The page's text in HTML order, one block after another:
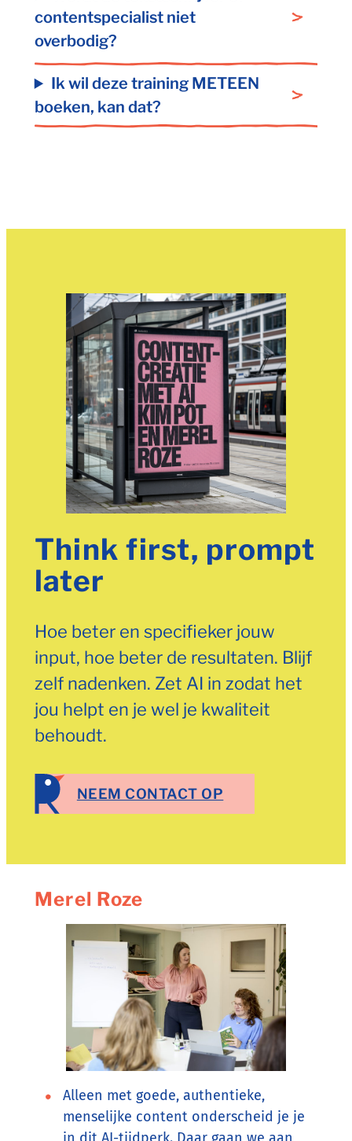
contentspecialist niet
overbodig?
Ik wil deze training METEEN
boeken, kan dat?
Think first, prompt
later
Hoe beter en specifieker jouw
input, hoe beter de resultaten. Blijf
zelf nadenken. Zet AI in zodat het
jou helpt en je wel je kwaliteit
behoudt.
NEEM CONTACT OP
Merel Roze
Alleen met goede, authentieke,
menselijke content onderscheid je je